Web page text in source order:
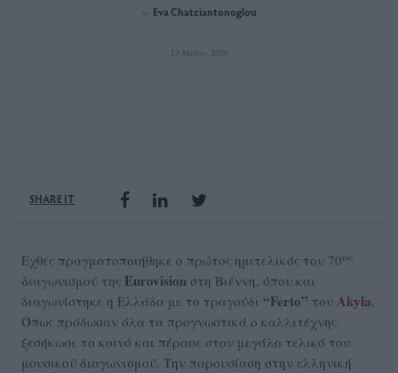
Eva Chatziantonoglou
13 Μαΐου 2026
SHARE IT
Εχθές πραγματοποιήθηκε ο πρώτος ημιτελικός του 70ου
διαγωνισμού της Eurovision στη Βιέννη, όπου και
διαγωνίστηκε η Ελλάδα με το τραγούδι “Ferto” του Akyla.
Όπως πρόδωσαν όλα τα προγνωστικά ο καλλιτέχνης
ξεσήκωσε το κοινό και πέρασε στον μεγάλο τελικό του
μουσικού διαγωνισμού. Την παρουσίαση στην ελληνική